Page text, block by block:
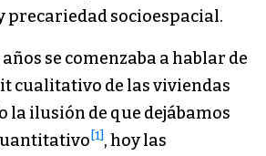
precariedad socioespacial.
se comenzaba a hablar de
cualitativo de las viviendas
la ilusión de que dejábamos
[1], hoy las